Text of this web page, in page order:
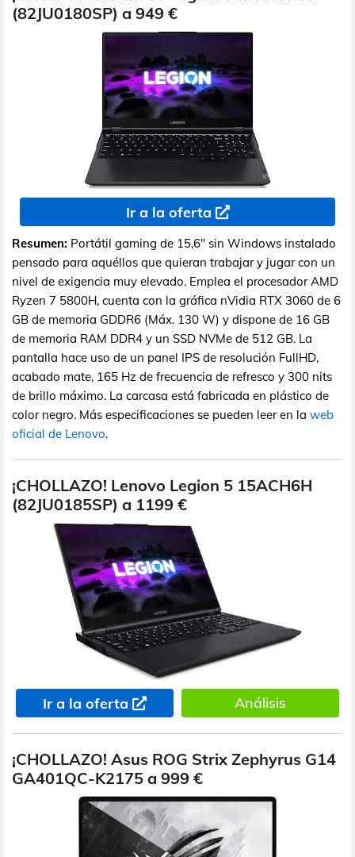
(82JU0180SP) a 949 €
Ir a la oferta
Resumen: Portátil gaming de 15,6" sin Windows instalado
pensado para aquéllos que quieran trabajar y jugar con un
nivel de exigencia muy elevado. Emplea el procesador AMD
Ryzen 7 5800H, cuenta con la gráfica nVidia RTX 3060 de 6
GB de memoria GDDR6 (Máx. 130 W) y dispone de 16 GB
de memoria RAM DDR4 y un SSD NVMe de 512 GB. La
pantalla hace uso de un panel IPS de resolución FullHD,
acabado mate, 165 Hz de frecuencia de refresco y 300 nits
de brillo máximo. La carcasa está fabricada en plástico de
color negro. Más especificaciones se pueden leer en la web
oficial de Lenovo.
¡CHOLLAZO! Lenovo Legion 5 15ACH6H
(82JU0185SP) a 1199 €
Ir a la oferta Análisis
¡CHOLLAZO! Asus ROG Strix Zephyrus G14
GA401QC-K2175 a 999 €